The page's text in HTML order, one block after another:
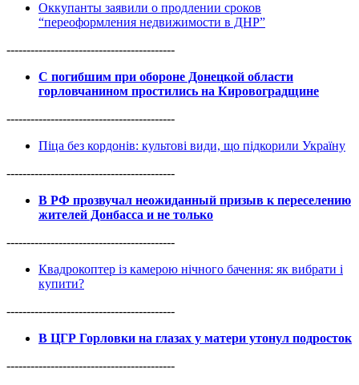
Оккупанты заявили о продлении сроков
“переоформления недвижимости в ДНР”
------------------------------------------
С погибшим при обороне Донецкой области
горловчанином простились на Кировоградщине
------------------------------------------
Піца без кордонів: культові види, що підкорили Україну
------------------------------------------
В РФ прозвучал неожиданный призыв к переселению
жителей Донбасса и не только
------------------------------------------
Квадрокоптер із камерою нічного бачення: як вибрати і
купити?
------------------------------------------
В ЦГР Горловки на глазах у матери утонул подросток
------------------------------------------